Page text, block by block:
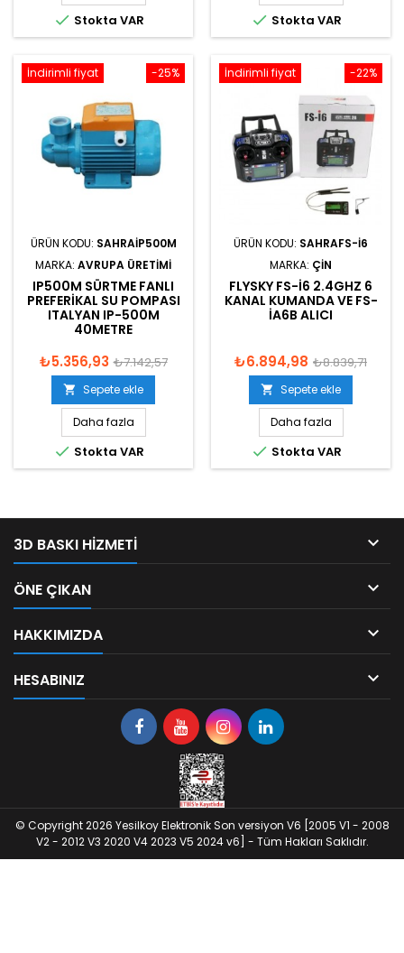
 Stokta VAR  Stokta VAR
-25%
İndirimli fiyat
ÜRÜN KODU: SAHRAIP500M
MARKA: AVRUPA ÜRETIMI
IP500M SÜRTME FANLI
PREFERIKAL SU POMPASI
ITALYAN IP-500M
40METRE
₺5.356,93 ₺7.142,57
 Sepete ekle
Daha fazla
 Stokta VAR
-22%
İndirimli fiyat
ÜRÜN KODU: SAHRAFS-I6
MARKA: ÇIN
FLYSKY FS-I6 2.4GHZ 6
KANAL KUMANDA VE FS-
IA6B ALICI
₺6.894,98 ₺8.839,71
 Sepete ekle
Daha fazla
 Stokta VAR
3D BASKI HIZMETI 
ÖNE ÇIKAN 
HAKKIMIZDA 
HESABINIZ 
© Copyright 2026 Yesilkoy Elektronik Son versiyon V6 [2005 V1 - 2008
V2 - 2012 V3 2020 V4 2023 V5 2024 v6] - Tüm Hakları Saklıdır.